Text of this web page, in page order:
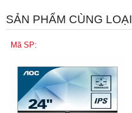
SẢN PHẨM CÙNG LOẠI
Mã SP: